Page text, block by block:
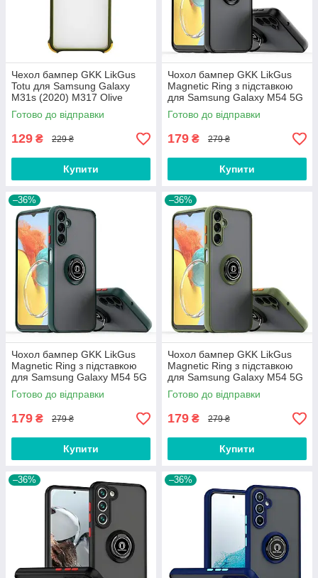
Чехол бампер GKK LikGus
Totu для Samsung Galaxy
M31s (2020) M317 Olive
Готово до відправки
129 ₴ 229 ₴
Купити
Чохол бампер GKK LikGus
Magnetic Ring з підставкою
для Samsung Galaxy M54 5G
M546 Black
Готово до відправки
179 ₴ 279 ₴
Купити
–36%
Чохол бампер GKK LikGus
Magnetic Ring з підставкою
для Samsung Galaxy M54 5G
M546 Green
Готово до відправки
179 ₴ 279 ₴
Купити
–36%
Чохол бампер GKK LikGus
Magnetic Ring з підставкою
для Samsung Galaxy M54 5G
M546 Olive
Готово до відправки
179 ₴ 279 ₴
Купити
–36% –36%